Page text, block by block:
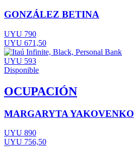
GONZÁLEZ BETINA
UYU 790
UYU 671,50
UYU 593
Disponible
OCUPACIÓN
MARGARYTA YAKOVENKO
UYU 890
UYU 756,50